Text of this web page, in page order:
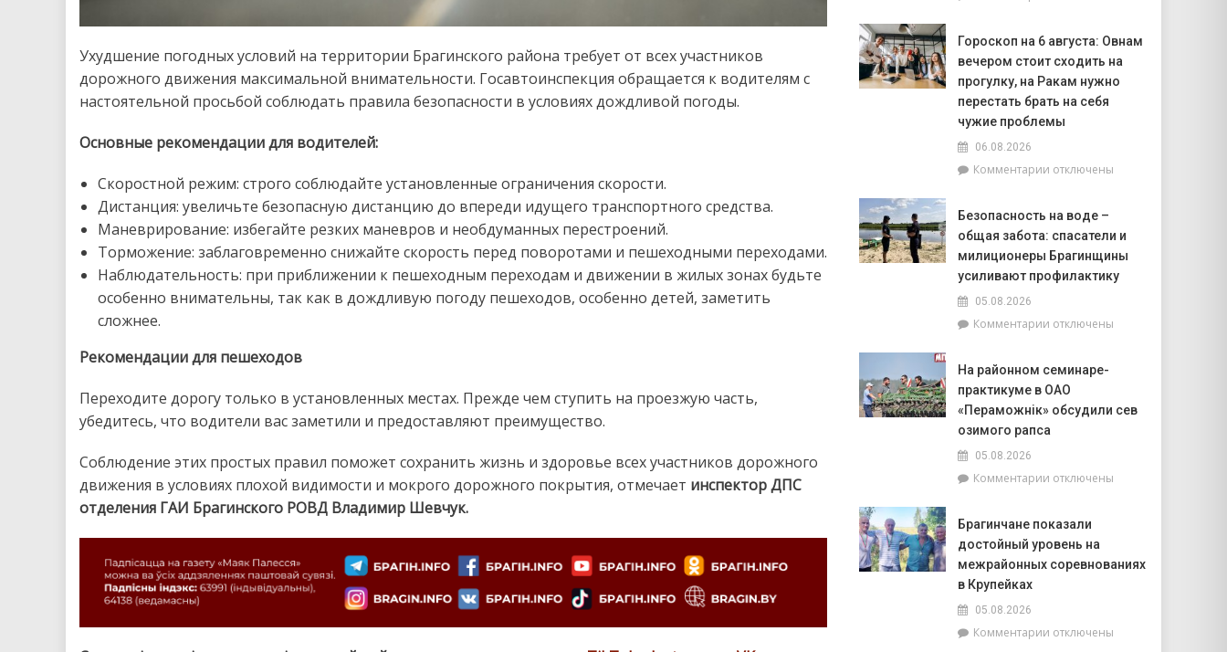
Ухудшение погодных условий на территории Брагинского района требует от всех участников
дорожного движения максимальной внимательности. Госавтоинспекция обращается к водителям с
настоятельной просьбой соблюдать правила безопасности в условиях дождливой погоды.
Основные рекомендации для водителей:
Скоростной режим: строго соблюдайте установленные ограничения скорости.
Дистанция: увеличьте безопасную дистанцию до впереди идущего транспортного средства.
Маневрирование: избегайте резких маневров и необдуманных перестроений.
Торможение: заблаговременно снижайте скорость перед поворотами и пешеходными переходами.
Наблюдательность: при приближении к пешеходным переходам и движении в жилых зонах будьте
особенно внимательны, так как в дождливую погоду пешеходов, особенно детей, заметить
сложнее.
Рекомендации для пешеходов
Переходите дорогу только в установленных местах. Прежде чем ступить на проезжую часть,
убедитесь, что водители вас заметили и предоставляют преимущество.
Соблюдение этих простых правил поможет сохранить жизнь и здоровье всех участников дорожного
движения в условиях плохой видимости и мокрого дорожного покрытия, отмечает инспектор ДПС
отделения ГАИ Брагинского РОВД Владимир Шевчук.
проводит
конкурс,
посвящённый
110-
летию
Гороскоп на 6 августа: Овнам
вечером стоит сходить на
прогулку, на Ракам нужно
перестать брать на себя
чужие проблемы
06.08.2026
Комментариик
на
6
августа:
Овнам
сходить
на
Ракам
нужно
перестать
себя
отключены
Безопасность на воде –
общая забота: спасатели и
милиционеры Брагинщины
усиливают профилактику
05.08.2026
Комментариик
на
воде
–
общая
и
усиливают
профилактику
отключены
На районном семинаре-
практикуме в ОАО
«Пераможнік» обсудили сев
озимого рапса
05.08.2026
Комментариик
районном
семинаре-
практикуме
обсудили
отключены
Брагинчане показали
достойный уровень на
межрайонных соревнованиях
в Крупейках
05.08.2026
Комментариикотключены